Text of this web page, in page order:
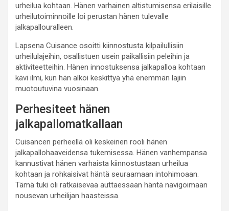
urheilua kohtaan. Hänen varhainen altistumisensa erilaisille
urheilutoiminnoille loi perustan hänen tulevalle
jalkapallouralleen.
Lapsena Cuisance osoitti kiinnostusta kilpailullisiin
urheilulajeihin, osallistuen usein paikallisiin peleihin ja
aktiviteetteihin. Hänen innostuksensa jalkapalloa kohtaan
kävi ilmi, kun hän alkoi keskittyä yhä enemmän lajiin
muotoutuvina vuosinaan.
Perhesiteet hänen
jalkapallomatkallaan
Cuisancen perheellä oli keskeinen rooli hänen
jalkapallohaaveidensa tukemisessa. Hänen vanhempansa
kannustivat hänen varhaista kiinnostustaan urheilua
kohtaan ja rohkaisivat häntä seuraamaan intohimoaan.
Tämä tuki oli ratkaisevaa auttaessaan häntä navigoimaan
nousevan urheilijan haasteissa.